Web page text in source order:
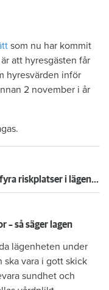
som nu har kommit
att hyresgästen får
hyresvärden inför
2 november i år
Så undviker du mögel – fyra riskplatser i lägenheten: ”Måste städa bort”
– så säger lagen
lägenheten under
ska vara i gott skick
sundhet och